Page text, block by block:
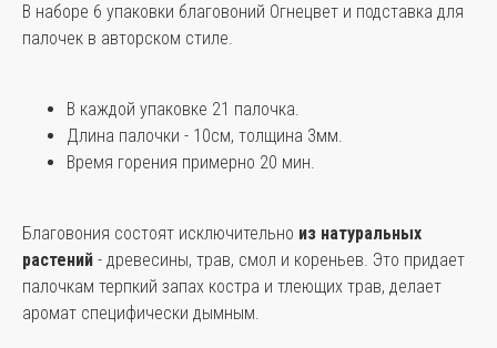
В наборе 6 упаковки благовоний Огнецвет и подставка для
палочек в авторском стиле.
В каждой упаковке 21 палочка.
Длина палочки - 10см, толщина 3мм.
Время горения примерно 20 мин.
Благовония состоят исключительно из натуральных
растений - древесины, трав, смол и кореньев. Это придает
палочкам терпкий запах костра и тлеющих трав, делает
аромат специфически дымным.